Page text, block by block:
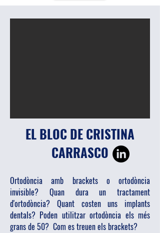
EL BLOC DE CRISTINA
CARRASCO
Ortodòncia amb brackets o ortodòncia
invisible? Quan dura un tractament
d'ortodòncia? Quant costen uns implants
dentals? Poden utilitzar ortodòncia els més
grans de 50? Com es treuen els brackets?